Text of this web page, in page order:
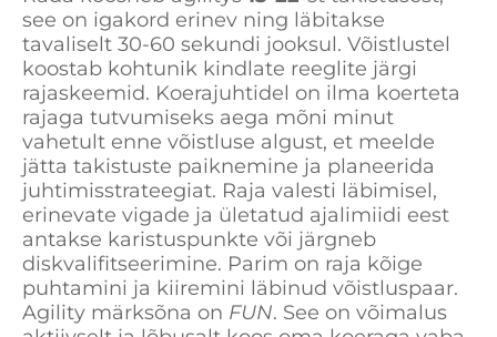
see on igakord erinev ning läbitakse
tavaliselt 30-60 sekundi jooksul. Võistlustel
koostab kohtunik kindlate reeglite järgi
rajaskeemid. Koerajuhtidel on ilma koerteta
rajaga tutvumiseks aega mõni minut
vahetult enne võistluse algust, et meelde
jätta takistuste paiknemine ja planeerida
juhtimisstrateegiat. Raja valesti läbimisel,
erinevate vigade ja ületatud ajalimiidi eest
antakse karistuspunkte või järgneb
diskvalifitseerimine. Parim on raja kõige
puhtamini ja kiiremini läbinud võistluspaar.
Agility märksõna on FUN. See on võimalus